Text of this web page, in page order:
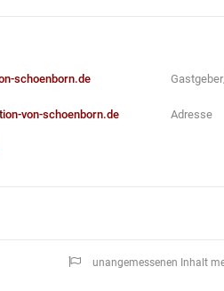
schoenborn.de
von-schoenborn.de Adresse
unangemessenen Inhalt